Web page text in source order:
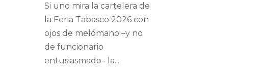
Si uno mira la cartelera de
la Feria Tabasco 2026 con
ojos de melómano –y no
de funcionario
entusiasmado– la...